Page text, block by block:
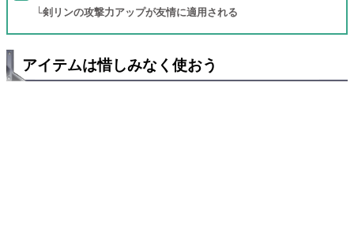
└剣リンの攻撃力アップが友情に適用される
アイテムは惜しみなく使おう